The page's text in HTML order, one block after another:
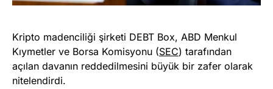
Kripto madenciliği şirketi DEBT Box, ABD Menkul
Kıymetler ve Borsa Komisyonu (SEC) tarafından
açılan davanın reddedilmesini büyük bir zafer olarak
nitelendirdi.